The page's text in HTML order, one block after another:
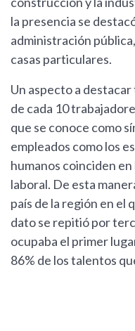
la presencia se
administración
casas particulares.
Un aspecto a destacar
de cada 10
que se conoce como
empleados como los
humanos coinciden
laboral. De esta
país de la región en el
dato se repitió por
ocupaba el primer
86% de los talentos